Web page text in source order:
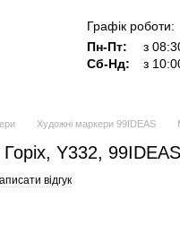
Графік роботи:
Пн-Пт:
з
Сб-Нд:
з
Художні маркери 99IDEAS
Y332, 99IDEAS
відгук